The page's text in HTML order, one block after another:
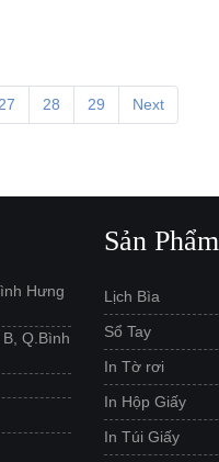
27 28 29 Next
Hưng
Q.Bình
Sản Phẩm
Lịch Bìa
Sổ Tay
In Tờ rơi
In Hộp Giấy
In Túi Giấy